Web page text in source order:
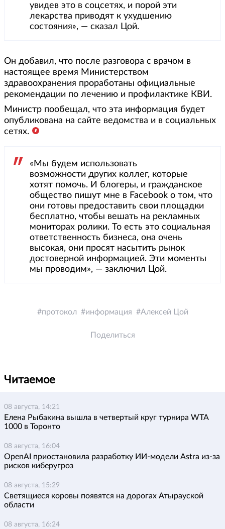
увидев это в соцсетях, и порой эти
лекарства приводят к ухудшению
состояния», — сказал Цой.
Он добавил, что после разговора с врачом в
настоящее время Министерством
здравоохранения проработаны официальные
рекомендации по лечению и профилактике КВИ.
Министр пообещал, что эта информация будет
опубликована на сайте ведомства и в социальных
сетях.
«Мы будем использовать
возможности других коллег, которые
хотят помочь. И блогеры, и гражданское
общество пишут мне в Facebook о том, что
они готовы предоставить свои площадки
бесплатно, чтобы вешать на рекламных
мониторах ролики. То есть это социальная
ответственность бизнеса, она очень
высокая, они просят насытить рынок
достоверной информацией. Эти моменты
мы проводим», — заключил Цой.
протокол информация Алексей Цой
Поделиться
Читаемое
08 августа, 14:21
Елена Рыбакина вышла в четвертый круг турнира WTA
1000 в Торонто
08 августа, 16:04
OpenAI приостановила разработку ИИ-модели Astra из-за
рисков киберугроз
08 августа, 15:29
Светящиеся коровы появятся на дорогах Атырауской
области
08 августа, 16:24